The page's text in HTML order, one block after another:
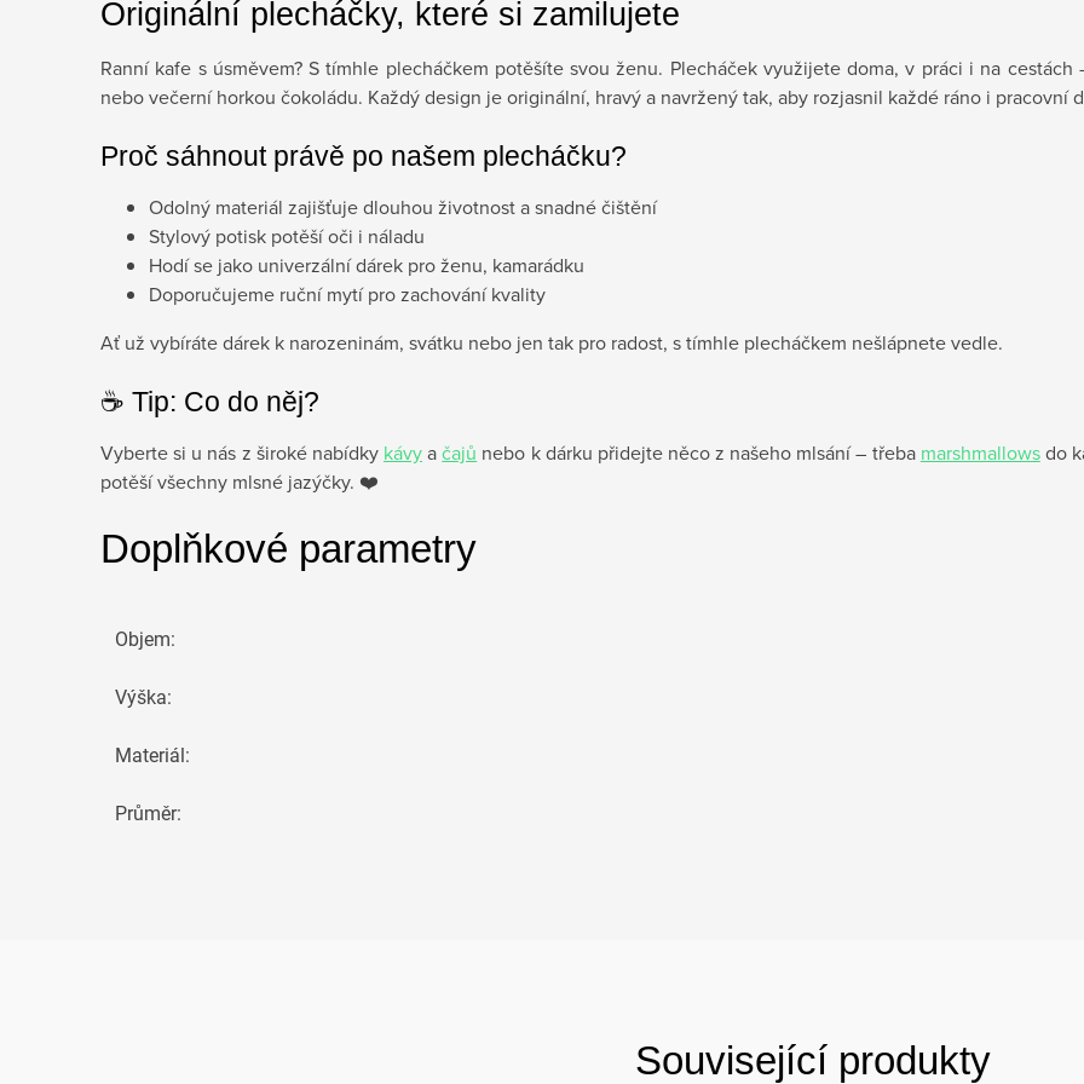
Originální plecháčky, které si zamilujete
Ranní kafe s úsměvem? S tímhle plecháčkem potěšíte svou ženu. Plecháček využijete doma, v práci i na
nebo večerní horkou čokoládu. Každý design je originální, hravý a navržený tak, aby rozjasnil každé ráno i pracovní
Proč sáhnout právě po našem plecháčku?
Odolný materiál zajišťuje dlouhou životnost a snadné čištění
Stylový potisk potěší oči i náladu
Hodí se jako univerzální dárek pro ženu, kamarádku
Doporučujeme ruční mytí pro zachování kvality
Ať už vybíráte dárek k narozeninám, svátku nebo jen tak pro radost, s tímhle plecháčkem nešlápnete vedle.
☕️ Tip: Co do něj?
Vyberte si u nás z široké nabídky kávyačajů nebo k dárku přidejte něco z našeho mlsání – třeba marshmallowsdo
potěší všechny mlsné jazýčky. ❤️
Doplňkové parametry
Objem:
Výška:
Materiál:
Průměr:
Související produkty